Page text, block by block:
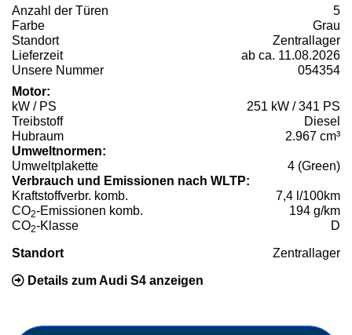
Anzahl der Türen
5
Farbe
Grau
Standort
Zentrallager
Lieferzeit
ab ca. 11.08.2026
Unsere Nummer
054354
Motor:
kW / PS
251 kW / 341 PS
Treibstoff
Diesel
Hubraum
2.967 cm³
Umweltnormen:
Umweltplakette
4 (Green)
Verbrauch und Emissionen nach WLTP:
Kraftstoffverbr. komb.
7,4 l/100km
CO2-Emissionen komb.
194 g/km
CO2-Klasse D
Standort Zentrallager
Details zum Audi S4 anzeigen